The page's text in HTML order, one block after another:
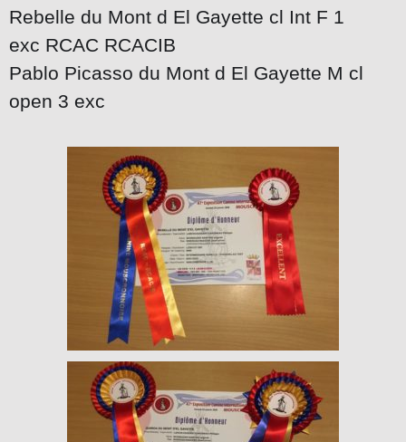
Rebelle du Mont d El Gayette cl Int F 1
exc RCAC RCACIB
Pablo Picasso du Mont d El Gayette M cl
open 3 exc